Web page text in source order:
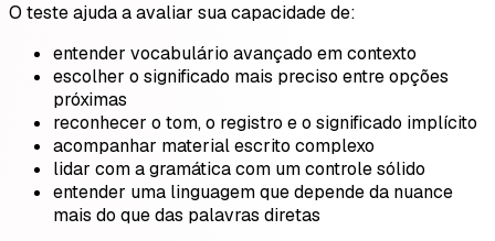
O teste ajuda a avaliar sua capacidade de:
entender vocabulário avançado em contexto
escolher o significado mais preciso entre opções
próximas
reconhecer o tom, o registro e o significado implícito
acompanhar material escrito complexo
lidar com a gramática com um controle sólido
entender uma linguagem que depende da nuance
mais do que das palavras diretas